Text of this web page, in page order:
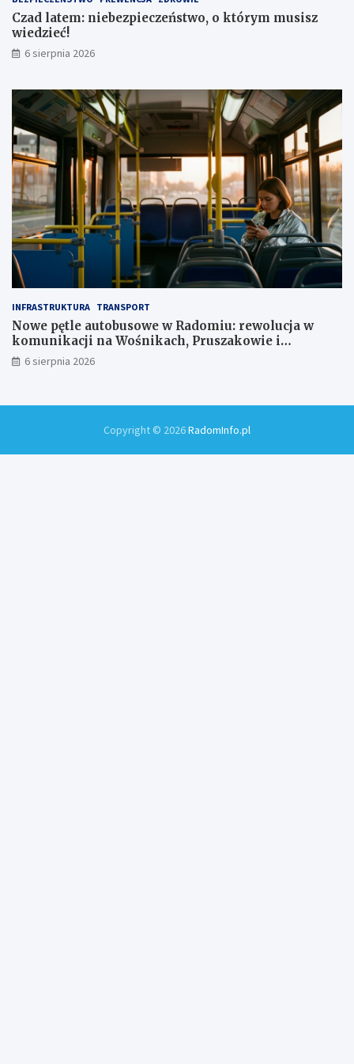
a
,
1
m
l
ł
Czad latem: niebezpieczeństwo, o którym musisz
wiedzieć!
6 sierpnia 2026
INFRASTRUKTURA TRANSPORT
Nowe pętle autobusowe w Radomiu: rewolucja w
komunikacji na Wośnikach, Pruszakowie i
Zamłyniu
6 sierpnia 2026
Copyright © 2026RadomInfo.pl